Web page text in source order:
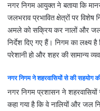
नगर निगम आयुक्त ने बताया कि
जलभराव प्रभावित क्षेत्रों पर विशेष
अमले को सक्रिय कर नालों और
निर्देश दिए गए हैं। निगम का लक्ष्य
परेशानी हो और शहर की सामान्य
नगर निगम ने शहरवासियों से की सहयोग
नगर निगम प्रशासन ने
कहा गया है कि वे नालियों और जल